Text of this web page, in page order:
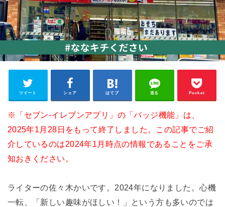
ツイート シェア はてブ 送る Pocket
※「セブン-イレブンアプリ」の「バッジ機能」は、
2025年1月28日をもって終了しました。この記事でご紹
介しているのは2024年1月時点の情報であることをご承
知おきください。
ライターの佐々木かいです。2024年になりました。心機
一転、「新しい趣味がほしい！」という方も多いのでは